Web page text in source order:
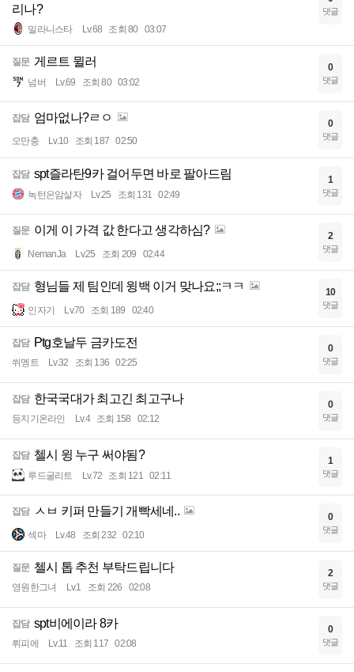
리나?
밀라니스타 Lv.68 조회 80 03:07
댓글
질문 게르트 뮐러
넘버 Lv.69 조회 80 03:02
0
댓글
잡담 엄마없나?ㄹㅇ
오만충 Lv.10 조회 187 02:50
0
댓글
잡담 spt즐라탄9카 걸어두면 바로 팔아드림
녹턴은암살자 Lv.25 조회 131 02:49
1
댓글
질문 이게 이 가격 값 한다고 생각하심?
NemanJa Lv.25 조회 209 02:44
2
댓글
잡담 형님들 제 팀인데 윙백 이거 맞나요;;ㅋㅋ
인자기 Lv.70 조회 189 02:40
10
댓글
잡담 Ptg호날두 금카도전
쒸멩트 Lv.32 조회 136 02:25
0
댓글
잡담 한국국대가 최고긴 최고구나
등지기온라인 Lv.4 조회 158 02:12
0
댓글
잡담 첼시 윙 누구 써야됨?
루드굴리트 Lv.72 조회 121 02:11
1
댓글
잡담 ㅅㅂ 키퍼 만들기 개빡세네..
섹마 Lv.48 조회 232 02:10
0
댓글
질문 첼시 톱 추천 부탁드립니다
영원한그녀 Lv.1 조회 226 02:08
2
댓글
잡담 spt비에이라 8카
뤼피에 Lv.11 조회 117 02:08
0
댓글